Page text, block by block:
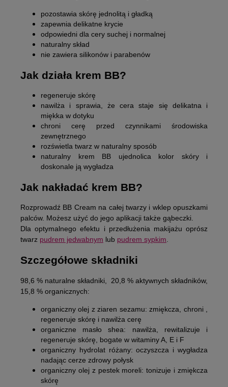
pozostawia skórę jednolitą i gładką
zapewnia delikatne krycie
odpowiedni dla cery suchej i normalnej
naturalny skład
nie zawiera silikonów i parabenów
Jak działa krem BB?
regeneruje skórę
nawilża i sprawia, że cera staje się delikatna i
miękka w dotyku
chroni cerę przed czynnikami środowiska
zewnętrznego
rozświetla twarz w naturalny sposób
naturalny krem BB ujednolica kolor skóry i
doskonale ją wygładza
Jak nakładać krem BB?
Rozprowadź BB Cream na całej twarzy i wklep opuszkami
palców. Możesz użyć do jego aplikacji także gąbeczki.
Dla optymalnego efektu i przedłużenia makijażu oprósz
twarz pudrem jedwabnym lub pudrem sypkim
Szczegółowe składniki
98,6 % naturalne składniki, 20,8 % aktywnych składników,
15,8 % organicznych:
organiczny olej z ziaren sezamu: zmiękcza, chroni ,
regeneruje skórę i nawilża cerę
organiczne masło shea: nawilża, rewitalizuje i
regeneruje skórę, bogate w witaminy A, E i F
organiczny hydrolat różany: oczyszcza i wygładza
nadając cerze zdrowy połysk
organiczny olej z pestek moreli: tonizuje i zmiękcza
skórę